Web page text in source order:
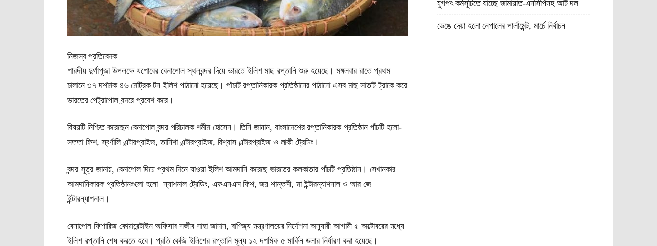
নিজস্ব প্রতিবেদক
শারদীয় দুর্গাপূজা উপলক্ষে যশোরের বেনাপোল স্থলবন্দর দিয়ে ভারতে ইলিশ মাছ রপ্তানি শুরু হয়েছে। মঙ্গলবার রাতে প্রথম
চালানে ৩৭ দশমিক ৪৬ মেট্রিক টন ইলিশ পাঠানো হয়েছে। পাঁচটি রপ্তানিকারক প্রতিষ্ঠানের পাঠানো এসব মাছ সাতটি ট্রাকে করে
ভারতের পেট্রাপোল বন্দরে প্রবেশ করে।
বিষয়টি নিশ্চিত করেছেন বেনাপোল বন্দর পরিচালক শমীম হোসেন। তিনি জানান, বাংলাদেশের রপ্তানিকারক প্রতিষ্ঠান পাঁচটি হলো-
সততা ফিশ, স্বর্ণালি এন্টারপ্রাইজ, তানিশা এন্টারপ্রাইজ, বিশ্বাস এন্টারপ্রাইজ ও লাকী ট্রেডিং।
বন্দর সূত্র জানায়, বেনাপোল দিয়ে প্রথম দিনে যাওয়া ইলিশ আমদানি করেছে ভারতের কলকাতার পাঁচটি প্রতিষ্ঠান। সেখানকার
আমদানিকারক প্রতিষ্ঠানগুলো হলো- ন্যাশনাল ট্রেডিং, এফএনএস ফিশ, জয় শান্তসী, মা ইন্টারন্যাশনাল ও আর জে
ইন্টারন্যাশনাল।
বেনাপোল ফিশারিজ কোয়ারেন্টাইন অফিসার সজীব সাহা জানান, বাণিজ্য মন্ত্রণালয়ের নির্দেশনা অনুযায়ী আগামী ৫ অক্টোবরের মধ্যে
ইলিশ রপ্তানি শেষ করতে হবে। প্রতি কেজি ইলিশের রপ্তানি মূল্য ১২ দশমিক ৫ মার্কিন ডলার নির্ধারণ করা হয়েছে।
যুগপৎ কর্মসূচিতে যাচ্ছে জামায়াত-এনসিপিসহ আট দল
ভেঙে দেয়া হলো নেপালের পার্লামেন্ট, মার্চে নির্বাচন